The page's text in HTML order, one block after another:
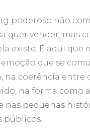
poderoso não
quer vender, mas
existe. É aqui que
que se
na coerência entre
na forma como
nas pequenas
públicos.